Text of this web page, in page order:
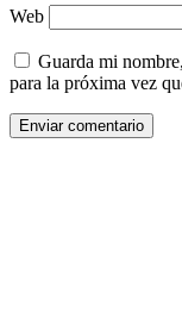
Web
Guarda mi
para la próxima vez